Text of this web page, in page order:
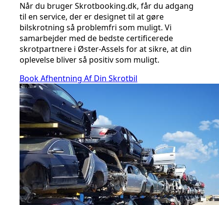
Når du bruger Skrotbooking.dk, får du adgang
til en service, der er designet til at gøre
bilskrotning så problemfri som muligt. Vi
samarbejder med de bedste certificerede
skrotpartnere i Øster-Assels for at sikre, at din
oplevelse bliver så positiv som muligt.
Book Afhentning Af Din Skrotbil